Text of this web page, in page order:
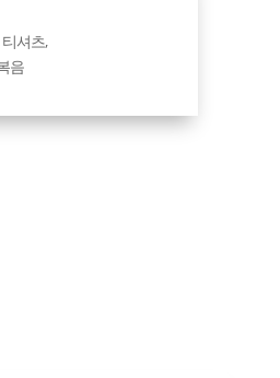
셔츠,
음